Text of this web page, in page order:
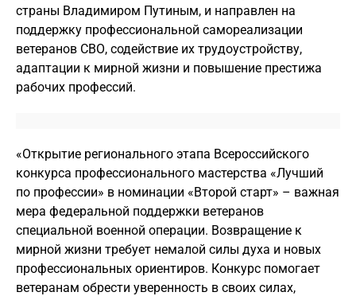
страны Владимиром Путиным, и направлен на
поддержку профессиональной самореализации
ветеранов СВО, содействие их трудоустройству,
адаптации к мирной жизни и повышение престижа
рабочих профессий.
«Открытие регионального этапа Всероссийского
конкурса профессионального мастерства «Лучший
по профессии» в номинации «Второй старт» – важная
мера федеральной поддержки ветеранов
специальной военной операции. Возвращение к
мирной жизни требует немалой силы духа и новых
профессиональных ориентиров. Конкурс помогает
ветеранам обрести уверенность в своих силах,